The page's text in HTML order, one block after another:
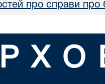
про справи про